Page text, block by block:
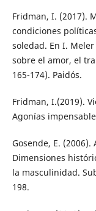
Fridman, I. (2017).
condiciones
soledad. En I.
sobre el amor, el
165-174). Paidós.
Fridman, I.(2019).
Agonías
Gosende, E.
Dimensiones
la masculinidad.
198.